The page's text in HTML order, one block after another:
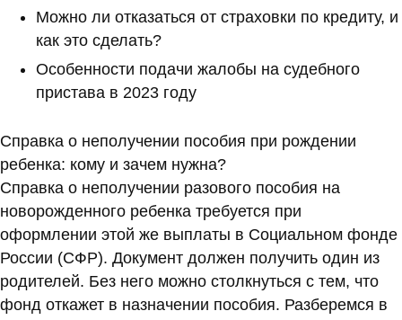
Можно ли отказаться от страховки по кредиту, и
как это сделать?
Особенности подачи жалобы на судебного
пристава в 2023 году
Справка о неполучении пособия при рождении
ребенка: кому и зачем нужна?
Справка о неполучении разового пособия на
новорожденного ребенка требуется при
оформлении этой же выплаты в Социальном фонде
России (СФР). Документ должен получить один из
родителей. Без него можно столкнуться с тем, что
фонд откажет в назначении пособия. Разберемся в